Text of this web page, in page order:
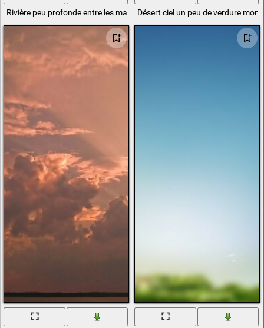
Rivière peu profonde entre les maisonsDésert ciel un peu de verdure